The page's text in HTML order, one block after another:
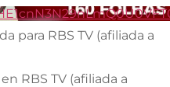
para RBS TV (afiliada a
RBS TV (afiliada a